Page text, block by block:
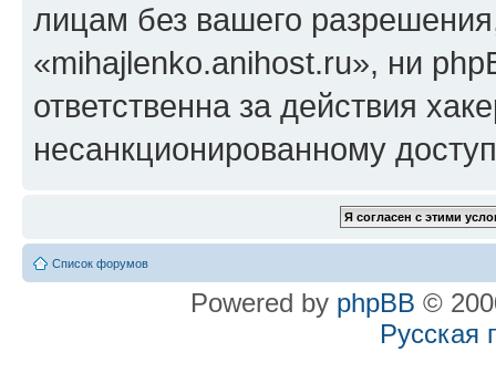
лицам без вашего
«mihajlenko.anihost.ru», ни
ответственна за действия
несанкционированному
Список форумов
Powered by phpBB ©
Русская